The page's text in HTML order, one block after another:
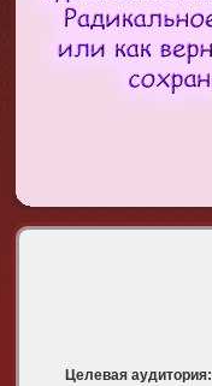
Целевая аудитория: